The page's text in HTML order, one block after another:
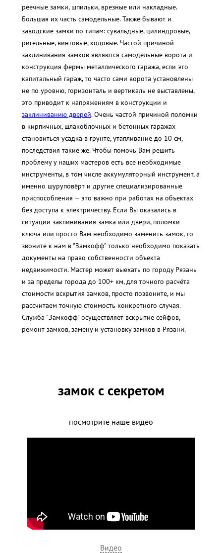
реечные замки, шпильки, врезные или накладные.
Большая их часть самодельные. Также бывают и
заводские замки по типам: сувальдные, цилиндровые,
ригельные, винтовые, кодовые. Частой причиной
заклинивания замков являются самодельные ворота и
конструкция фермы металлического гаража, если это
капитальный гараж, то часто сами ворота установлены
не по уровню, горизонталь и вертикаль не выставлены,
это приводит к напряжениям в конструкции и
заклиниванию дверей. Очень частой причиной поломки
в кирпичных, шлакоблочных и бетонных гаражах
становиться усадка в грунте, утапливание до 10 см,
последствия такие же. Чтобы помочь Вам решить
проблему у наших мастеров есть все необходимые
инструменты, в том числе аккумуляторный инструмент, а
именно шуруповёрт и другие специализированные
приспособления — это важно при работах на объектах
без доступа к электричеству. Если Вы оказались в
ситуации заклинивания замка или двери, поломки
ключа или просто Вам необходимо заменить замок, то
звоните к нам в "Замкофф" только необходимо показать
документы на право собственности объекта
недвижимости. Мастер может выехать по городу Рязань
и за пределы города до 100+ км, для точного расчёта
стоимости вскрытия замков, просто позвоните, и мы
рассчитаем точную стоимость конкретного случая.
Служба "Замкофф" осуществляет вскрытие сейфов,
ремонт замков, замену и установку замков в Рязани.
замок с секретом
посмотрите наше видео
Видео